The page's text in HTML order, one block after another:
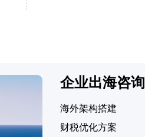
企业出海咨询
海外架构搭建
财税优化方案